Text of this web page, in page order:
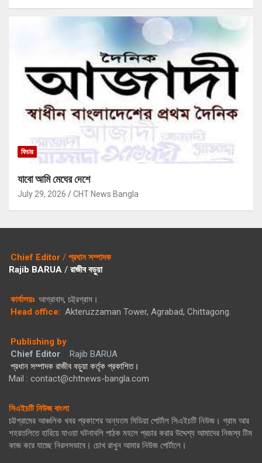
ফিচার
যাবো আমি মেঘের দেশে
July 29, 2026 CHT News Bangla
Chief Editor / প্রধান সম্পাদক
Rajib BARUA / রাজীব বড়ুয়া
কার্যালয়ঃ আগ্রাবাদ, চট্ট্রগ্রাম।
Head office: Akteruzzaman Tower, Agrabad, Chittagong.
Publishing by
Chief Editor
Rajib BARUA
প্রধান সম্পাদক রাজীব বড়ুয়া কর্তৃক প্রকাশিত।
Mail : contact@chtnews-bangla.com
সিএইচটি নিউজ বাংলা
চট্টগ্রামের আঞ্চলিক খবর প্রকাশের অন্যতম মিডিয়া পোর্টাল সিএইচটি নিউজ। গ্রাম আর
শহরতলিতে হারিয়ে যাওয়া ঘটনাবলি পাঠক মহলে প্রচার করার উদ্দেশ্য আমাদের নিজস্ব টিম
কাজ করে যাচ্ছে নিরলসভাবে। চোখ রাখুন আমার নিউজ পোর্টালে।